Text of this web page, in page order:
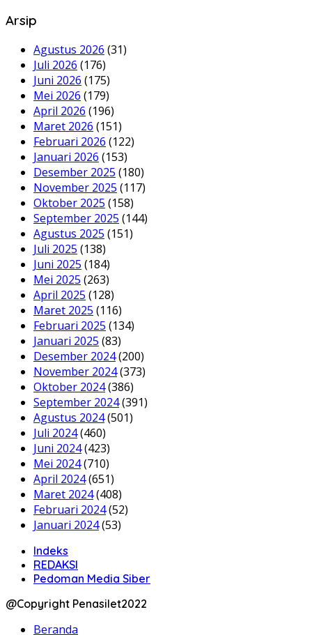
Arsip
Agustus 2026 (31)
Juli 2026 (176)
Juni 2026 (175)
Mei 2026 (179)
April 2026 (196)
Maret 2026 (151)
Februari 2026 (122)
Januari 2026 (153)
Desember 2025 (180)
November 2025 (117)
Oktober 2025 (158)
September 2025 (144)
Agustus 2025 (151)
Juli 2025 (138)
Juni 2025 (184)
Mei 2025 (263)
April 2025 (128)
Maret 2025 (116)
Februari 2025 (134)
Januari 2025 (83)
Desember 2024(200)
November 2024(373)
Oktober 2024(386)
September 2024(391)
Agustus 2024(501)
Juli 2024(460)
Juni 2024(423)
Mei 2024(710)
April 2024(651)
Maret 2024(408)
Februari 2024(52)
Januari 2024(53)
Indeks
REDAKSI
Pedoman Media Siber
@Copyright Penasilet2022
Beranda